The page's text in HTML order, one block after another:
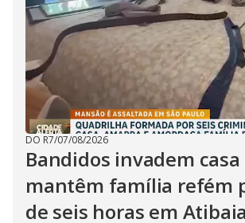
DO R7/07/08/2026
Bandidos invadem casa
mantêm família refém
de seis horas em